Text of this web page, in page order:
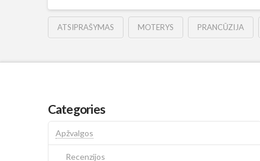
ATSIPRAŠYMAS MOTERYS PRANCŪZIJA
Categories
Apžvalgos
Recenzijos